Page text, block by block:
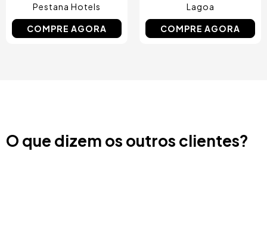
Pestana Hotels
COMPRE AGORA
Lagoa
COMPRE AGORA
O que dizem os outros clientes?